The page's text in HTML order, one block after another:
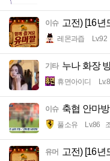
이슈 고전) [16년
레몬과즙 Lv.92
기타 누나 화장
휴면아이디
이슈 축협 안마
풀소유 Lv.86
유머 고전) [16년